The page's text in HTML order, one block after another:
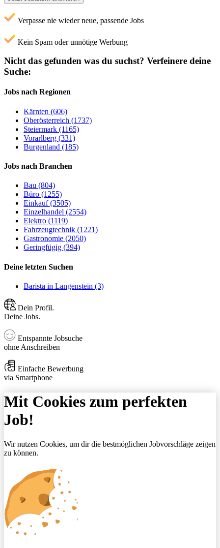
Verpasse nie wieder neue, passende Jobs
Kein Spam oder unnötige Werbung
Nicht das gefunden was du suchst? Verfeinere deine
Suche:
Jobs nach Regionen
Kärnten (606)
Oberösterreich (1737)
Steiermark (1165)
Vorarlberg (331)
Burgenland (185)
Jobs nach Branchen
Bau (804)
Büro (1255)
Einkauf (3505)
Einzelhandel (2554)
Elektro (1119)
Fahrzeugtechnik (1221)
Gastronomie (2050)
Geringfügig (394)
Deine letzten Suchen
Barista in Langenstein (3)
Dein Profil.
Deine Jobs.
Entspannte Jobsuche
ohne Anschreiben
Einfache Bewerbung
via Smartphone
Mit Cookies zum perfekten
Job!
Wir nutzen Cookies, um dir die bestmöglichen Jobvorschläge zeigen
zu können.